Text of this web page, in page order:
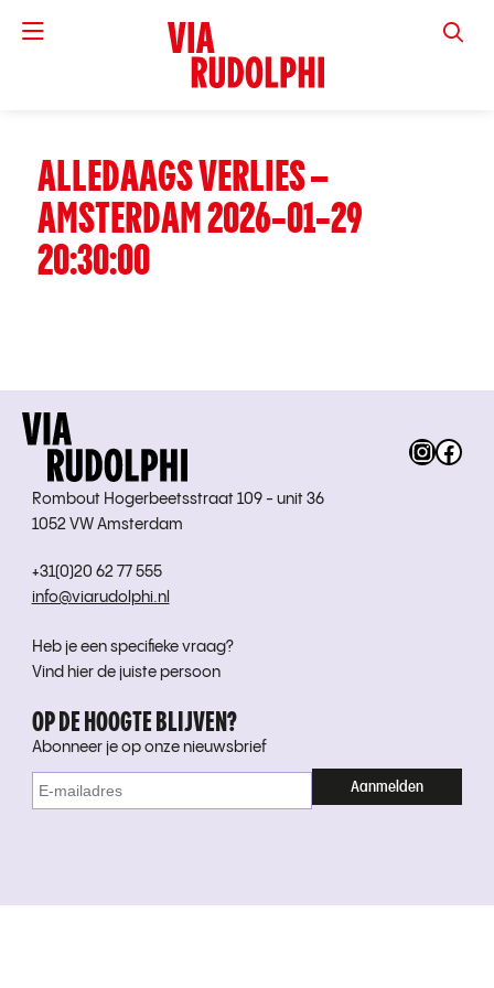
VIA
ALLEDAAGS VERLIES –
AMSTERDAM 2026-01-29
20:30:00
Rombout Hogerbeetsstraat 109 - unit 36
1052 VW Amsterdam
+31(0)20 62 77 555
info@viarudolphi.nl
Heb je een specifieke vraag?
Vind hier de juiste persoon
OP DE HOOGTE BLIJVEN?
Abonneer je op onze nieuwsbrief